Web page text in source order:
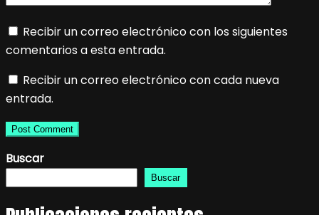
Recibir un correo electrónico con los siguientes
comentarios a esta entrada.
Recibir un correo electrónico con cada nueva
entrada.
Buscar
Buscar